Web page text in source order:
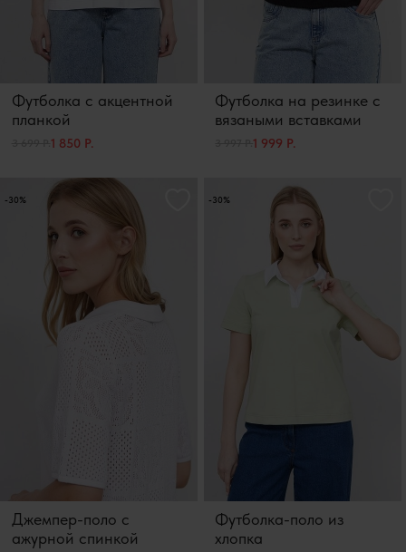
Футболка с акцентной
планкой
1 850 Р.
Футболка на резинке с
вязаными вставками
1 999 Р.
-30%
Джемпер-поло с
ажурной спинкой
-30%
Футболка-поло из
хлопка